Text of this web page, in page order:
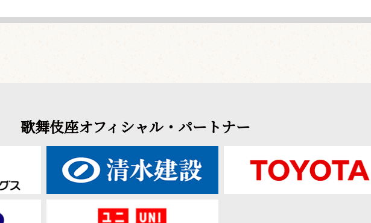
歌舞伎座オフィシャル・パートナー